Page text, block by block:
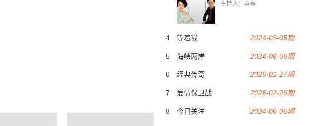
主持人：章亭
2024-05-05期
4 等着我
2024-06-06期
5 海峡两岸
2025-01-27期
6 经典传奇
2026-02-26期
7 爱情保卫战
2024-06-06期
8 今日关注